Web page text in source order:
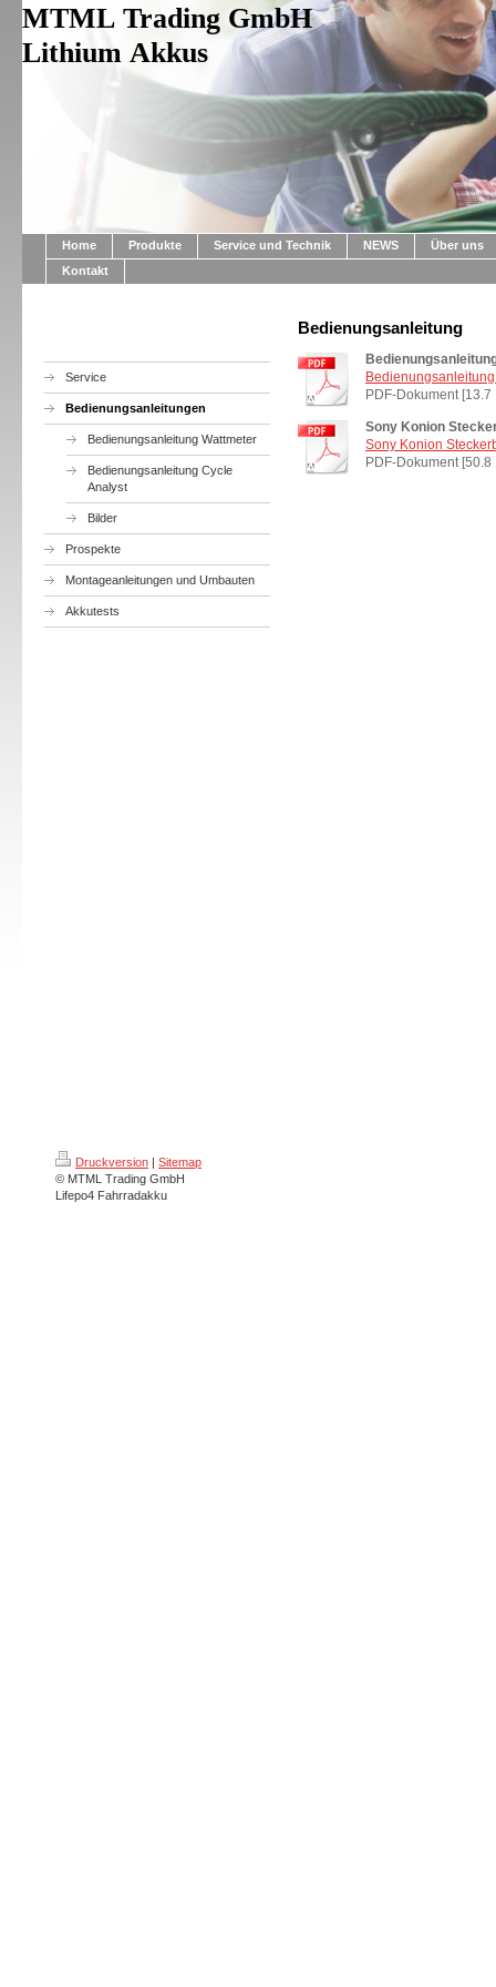
MTML Trading GmbH
Lithium Akkus
Home Produkte Service und Technik NEWS
Über uns
Kontakt
Service
Bedienungsanleitungen
Bedienungsanleitung Wattmeter
Bedienungsanleitung Cycle
Analyst
Bilder
Prospekte
Montageanleitungen und Umbauten
Akkutests
Bedienungsanleitung
PDF-Dokument [13.7
Sony Konion
Sony Konion
PDF-Dokument [50.8
Druckversion | Sitemap
© MTML Trading GmbH
Lifepo4 Fahrradakku